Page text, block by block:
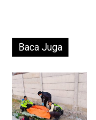
Baca Juga